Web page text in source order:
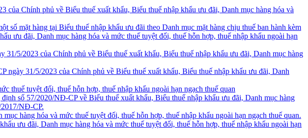
Chính phủ về Biểu thuế xuất khẩu, Biểu thuế nhập khẩu ưu đãi, Danh mục hàng hóa và
mặt hàng tại Biểu thuế nhập khẩu ưu đãi theo Danh mục mặt hàng chịu thuế ban hành kèm
ưu đãi, Danh mục hàng hóa và mức thuế tuyệt đối, thuế hỗn hợp, thuế nhập khẩu ngoài hạn
5/2023 của Chính phủ về Biểu thuế xuất khẩu, Biểu thuế nhập khẩu ưu đãi, Danh mục hàng
31/5/2023 của Chính phủ về Biểu thuế xuất khẩu, Biểu thuế nhập khẩu ưu đãi, Danh
thuế tuyệt đối, thuế hỗn hợp, thuế nhập khẩu ngoài hạn ngạch thuế quan
số 57/2020/NĐ-CP về Biểu thuế xuất khẩu, Biểu thuế nhập khẩu ưu đãi, Danh mục hàng
2017/NĐ-CP.
hàng hóa và mức thuế tuyệt đối, thuế hỗn hợp, thuế nhập khẩu ngoài hạn ngạch thuế quan.
ưu đãi, Danh mục hàng hóa và mức thuế tuyệt đối, thuế hỗn hợp, thuế nhập khẩu ngoài hạn